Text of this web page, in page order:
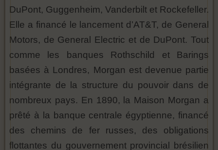
DuPont, Guggenheim, Vanderbilt et Rockefeller.
Elle a financé le lancement d’AT&T, de General
Motors, de General Electric et de DuPont. Tout
comme les banques Rothschild et Barings
basées à Londres, Morgan est devenue partie
intégrante de la structure du pouvoir dans de
nombreux pays. En 1890, la Maison Morgan a
prêté à la banque centrale égyptienne, financé
des chemins de fer russes, des obligations
flottantes du gouvernement provincial brésilien